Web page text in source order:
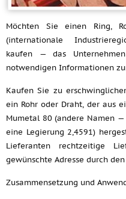
Möchten Sie einen Ring,
(internationale
kaufen — das
notwendigen Informationen
Kaufen Sie zu
ein Rohr oder Draht, der aus
Mumetal 80 (andere Namen
eine Legierung 2,4591)
Lieferanten rechtzeitige
gewünschte Adresse durch
Zusammensetzung und